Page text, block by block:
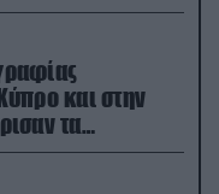
και στην
τα